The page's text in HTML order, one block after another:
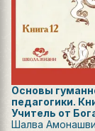
Основы
педагогики.
Учитель от
Шалва